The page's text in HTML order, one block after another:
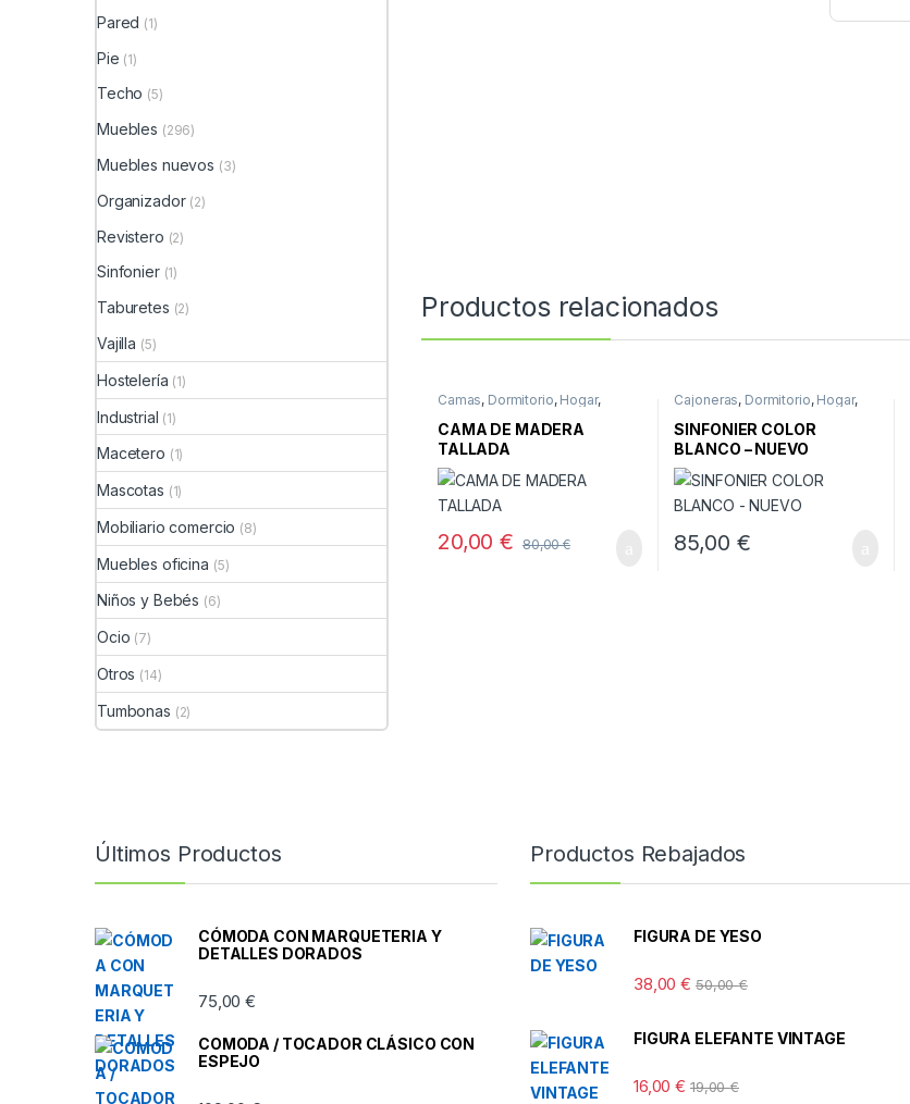
Productos relacionados
Camas, Dormitorio, Hogar,
CAMA DE MADERA
TALLADA
20,00€ 80,00€
Cajoneras, Dormitorio, Hogar,
SINFONIER COLOR
BLANCO – NUEVO
85,00 €
Pared (1)
Pie (1)
Techo (5)
Muebles (296)
Muebles nuevos (3)
Organizador (2)
Revistero (2)
Sinfonier (1)
Taburetes (2)
Vajilla (5)
Hostelería (1)
Industrial (1)
Macetero (1)
Mascotas (1)
Mobiliario comercio (8)
Muebles oficina (5)
Niños y Bebés (6)
Ocio (7)
Otros (14)
Tumbonas (2)
Últimos Productos
CÓMODA CON MARQUETERIA Y
DETALLES DORADOS
75,00€
COMODA / TOCADOR CLÁSICO CON
ESPEJO
Productos Rebajados
FIGURA DE YESO
38,00€ 50,00€
FIGURA ELEFANTE VINTAGE
16,00€ 19,00€